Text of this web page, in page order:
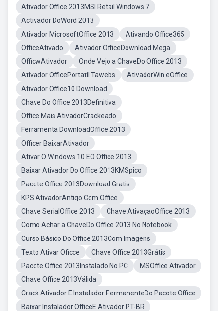
Ativador Office 2013MSI Retail Windows 7
Activador DoWord 2013
Ativador MicrosoftOffice 2013
Ativando Office365
OfficeAtivado
Ativador OfficeDownload Mega
OfficwAtivador
Onde Vejo a ChaveDo Office 2013
Ativador OfficePortatil Tawebs
AtivadorWin eOffice
Ativador Office10 Download
Chave Do Office 2013Definitiva
Office Mais AtivadorCrackeado
Ferramenta DownloadOffice 2013
Officer BaixarAtivador
Ativar O Windows 10 EO Office 2013
Baixar Ativador Do Office 2013KMSpico
Pacote Office 2013Download Gratis
KPS AtivadorAntigo Com Office
Chave SerialOffice 2013
Chave AtivaçaoOffice 2013
Como Achar a ChaveDo Office 2013 No Notebook
Curso Básico Do Office 2013Com Imagens
Texto Ativar Oficce
Chave Office 2013Grátis
Pacote Office 2013Instalado No PC
MSOffice Ativador
Chave Office 2013Válida
Crack Ativador E Instalador PermanenteDo Pacote Office
Baixar Instalador OfficeE Ativador PT-BR